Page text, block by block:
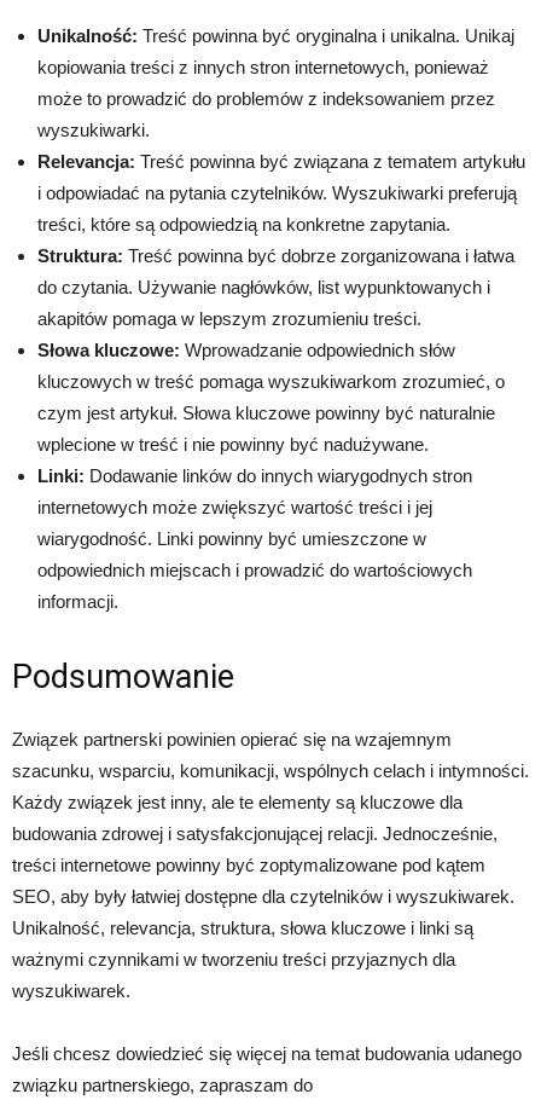
Unikalność: Treść powinna być oryginalna i unikalna. Unikaj
kopiowania treści z innych stron internetowych, ponieważ
może to prowadzić do problemów z indeksowaniem przez
wyszukiwarki.
Relevancja: Treść powinna być związana z tematem artykułu
i odpowiadać na pytania czytelników. Wyszukiwarki preferują
treści, które są odpowiedzią na konkretne zapytania.
Struktura: Treść powinna być dobrze zorganizowana i łatwa
do czytania. Używanie nagłówków, list wypunktowanych i
akapitów pomaga w lepszym zrozumieniu treści.
Słowa kluczowe: Wprowadzanie odpowiednich słów
kluczowych w treść pomaga wyszukiwarkom zrozumieć, o
czym jest artykuł. Słowa kluczowe powinny być naturalnie
wplecione w treść i nie powinny być nadużywane.
Linki: Dodawanie linków do innych wiarygodnych stron
internetowych może zwiększyć wartość treści i jej
wiarygodność. Linki powinny być umieszczone w
odpowiednich miejscach i prowadzić do wartościowych
informacji.
Podsumowanie
Związek partnerski powinien opierać się na wzajemnym
szacunku, wsparciu, komunikacji, wspólnych celach i intymności.
Każdy związek jest inny, ale te elementy są kluczowe dla
budowania zdrowej i satysfakcjonującej relacji. Jednocześnie,
treści internetowe powinny być zoptymalizowane pod kątem
SEO, aby były łatwiej dostępne dla czytelników i wyszukiwarek.
Unikalność, relevancja, struktura, słowa kluczowe i linki są
ważnymi czynnikami w tworzeniu treści przyjaznych dla
wyszukiwarek.
Jeśli chcesz dowiedzieć się więcej na temat budowania udanego
związku partnerskiego, zapraszam do